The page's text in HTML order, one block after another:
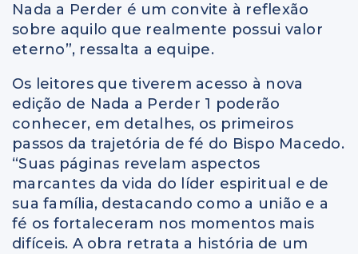
Nada a Perder é um convite à reflexão
sobre aquilo que realmente possui valor
eterno”, ressalta a equipe.
Os leitores que tiverem acesso à nova
edição de Nada a Perder 1 poderão
conhecer, em detalhes, os primeiros
passos da trajetória de fé do Bispo Macedo.
“Suas páginas revelam aspectos
marcantes da vida do líder espiritual e de
sua família, destacando como a união e a
fé os fortaleceram nos momentos mais
difíceis. A obra retrata a história de um